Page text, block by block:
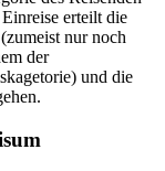
erteilt die
nur noch
der
und die